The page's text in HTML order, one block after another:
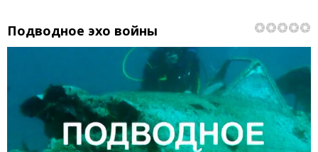
Подводное эхо войны